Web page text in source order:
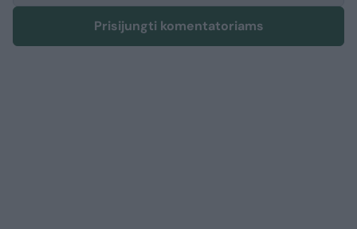
Prisijungti komentatoriams